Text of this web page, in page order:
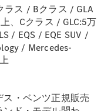
ラス / Bクラス / GLA
、Cクラス / GLC:5万
/ EQS / EQE SUV /
/ Mercedes-
・ベンツ正規販売